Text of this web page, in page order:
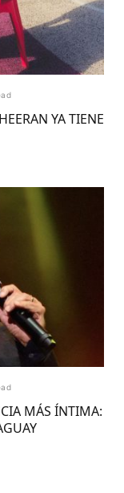
YA TIENE
MÁS ÍNTIMA: